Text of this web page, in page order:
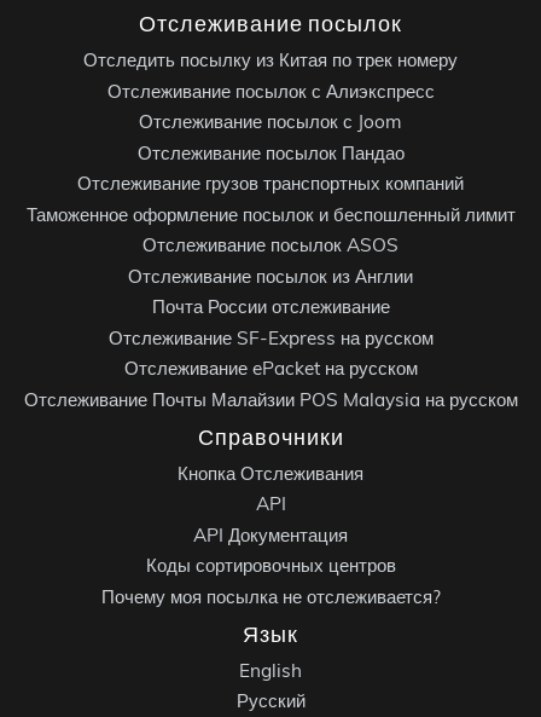
Отслеживание посылок
Отследить посылку из Китая по трек номеру
Отслеживание посылок с Алиэкспресс
Отслеживание посылок с Joom
Отслеживание посылок Пандао
Отслеживание грузов транспортных компаний
Таможенное оформление посылок и беспошленный лимит
Отслеживание посылок ASOS
Отслеживание посылок из Англии
Почта России отслеживание
Отслеживание SF-Express на русском
Отслеживание ePacket на русском
Отслеживание Почты Малайзии POS Malaysia на русском
Справочники
Кнопка Отслеживания
API
API Документация
Коды сортировочных центров
Почему моя посылка не отслеживается?
Язык
English
Русский